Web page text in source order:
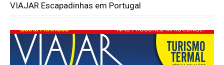
VIAJAR Escapadinhas em Portugal